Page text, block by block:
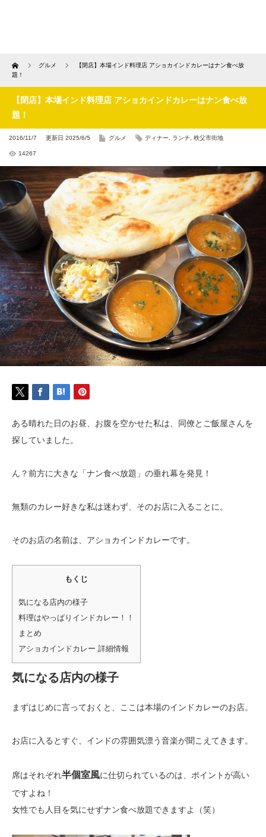
Home グルメ
【閉店】本場インド料理店 アショカインドカレーはナン食べ放
題！
【閉店】本場インド料理店 アショカインドカレーはナン食べ放
題！
2016/11/7 更新日 2025/6/5 グルメ ディナー ランチ 秩父市街地
14267
ある晴れた日のお昼、お腹を空かせた私は、同僚とご飯屋さんを
探していました。
ん？前方に大きな「ナン食べ放題」の垂れ幕を発見！
無類のカレー好きな私は迷わず、そのお店に入ることに。
そのお店の名前は、アショカインドカレーです。
もくじ
気になる店内の様子
料理はやっぱりインドカレー！！
まとめ
アショカインドカレー 詳細情報
気になる店内の様子
まずはじめに言っておくと、ここは本場のインドカレーのお店。
お店に入るとすぐ、インドの雰囲気漂う音楽が聞こえてきます。
席はそれぞれ半個室風に仕切られているのは、ポイントが高い
ですよね！
女性でも人目を気にせずナン食べ放題できますよ（笑）